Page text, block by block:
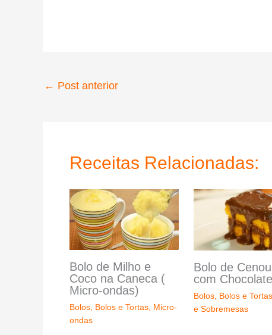
← Post anterior
Receitas Relacionadas:
Bolo de Milho e
Coco na Caneca (
Micro-ondas)
Bolos Bolos e Tortas Micro-
ondas
Bolo de
com Chocolate
Bolos, Bolos e Tortas
e Sobremesas